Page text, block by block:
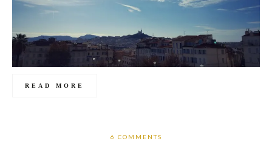
READ MORE
6 COMMENTS